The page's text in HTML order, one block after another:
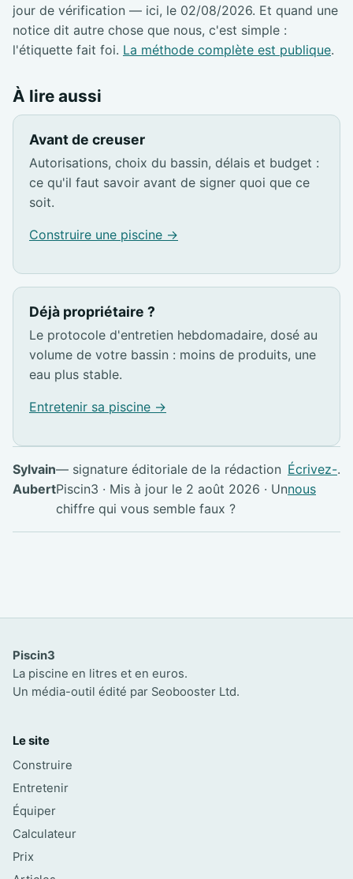
jour de vérification — ici, le 02/08/2026. Et quand une
notice dit autre chose que nous, c'est simple :
l'étiquette fait foi. La méthode complète est publique.
À lire aussi
Avant de creuser
Autorisations, choix du bassin, délais et budget :
ce qu'il faut savoir avant de signer quoi que ce
soit.
Construire une piscine →
Déjà propriétaire ?
Le protocole d'entretien hebdomadaire, dosé au
volume de votre bassin : moins de produits, une
eau plus stable.
Entretenir sa piscine →
Sylvain
Aubert
— signature éditoriale de la rédaction
Piscin3 · Mis à jour le 2 août 2026 · Un
chiffre qui vous semble faux ?
Écrivez-
nous
.
Piscin3
La piscine en litres et en euros.
Un média-outil édité par Seobooster Ltd.
Le site
Construire
Entretenir
Équiper
Calculateur
Prix